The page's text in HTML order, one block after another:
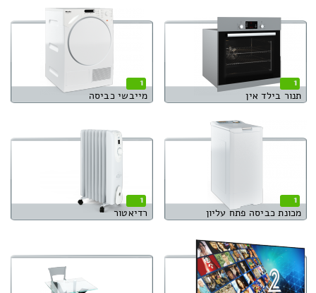
1
תנור בילד אין
1
מייבשי כביסה
1
מכונת כביסה פתח עליון
1
רדיאטור